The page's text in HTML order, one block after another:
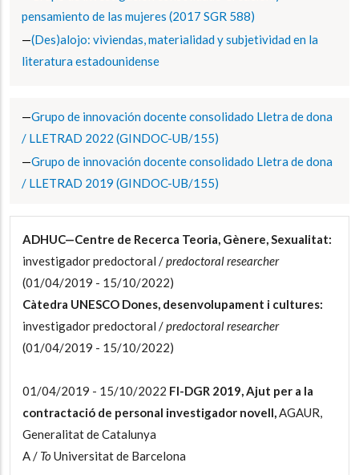
pensamiento de las mujeres (2017 SGR 588)
(Des)alojo: viviendas, materialidad y subjetividad en la
literatura estadounidense
Grupo de innovación docente consolidado Lletra de dona
/ LLETRAD 2022 (GINDOC-UB/155)
Grupo de innovación docente consolidado Lletra de dona
/ LLETRAD 2019 (GINDOC-UB/155)
ADHUC—Centre de Recerca Teoria, Gènere, Sexualitat:
investigador predoctoral /predoctoral researcher
(01/04/2019 - 15/10/2022)
Càtedra UNESCO Dones, desenvolupament i cultures:
investigador predoctoral /predoctoral researcher
(01/04/2019 - 15/10/2022)
01/04/2019 - 15/10/2022 FI-DGR 2019, Ajut per a la
contractació de personal investigador novell, AGAUR,
Generalitat de Catalunya
A / To Universitat de Barcelona